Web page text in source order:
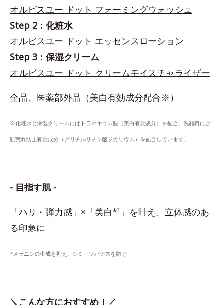
オルビスユー ドット フォーミングウォッシュ
Step 2：化粧水
オルビスユー ドット エッセンスローション
Step 3：保湿クリーム
オルビスユー ドット クリームモイスチャライザー
全品、医薬部外品（美白有効成分配合※）
※化粧水と保湿クリームにはトラネキサム酸（美白有効成分）を配合。洗顔料には
肌荒れ防止有効成分（グリチルリチン酸ジカリウム）を配合しています。
- 目指す肌 -
「ハリ・弾力感」×「美白*¹」を叶え、立体感のあ
る印象に
*メラニンの生成を抑え、シミ・ソバカスを防ぐ
＼こんな方におすすめ！／